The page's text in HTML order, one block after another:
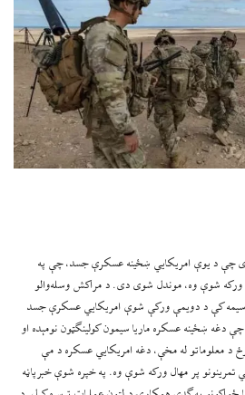
چې د یوې امریکایي ښځینه عسکرې جسد، چې په
ورکه شوې وه، موندل شوی دی. د مراکش وسله‌والو
کې د دویمې ورکې شوې امریکایي عسکرې جسد
ښځینه عسکره ماریا سیمون کولینګټون نومېده او
د معلوماتو له مخې، دغه امریکایي عسکره د مې
پر مهال ورکه شوې وه. په خپره شوې خبرپاڼه